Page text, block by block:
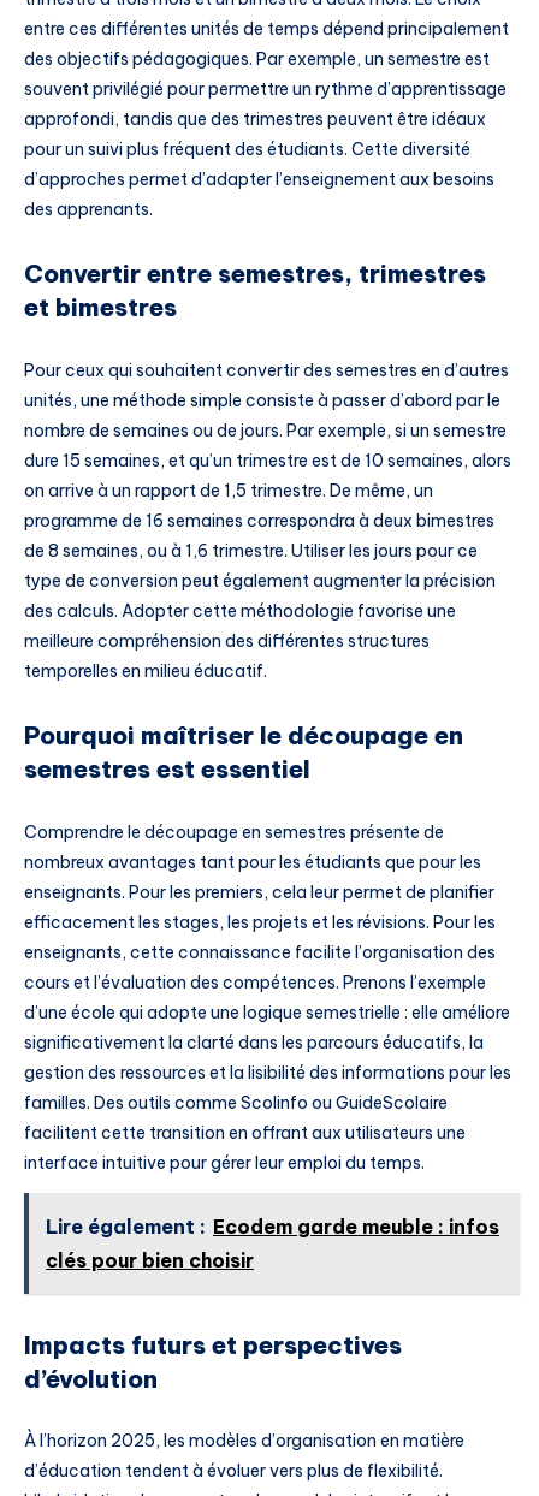
entre ces différentes unités de temps dépend principalement
des objectifs pédagogiques. Par exemple, un semestre est
souvent privilégié pour permettre un rythme d’apprentissage
approfondi, tandis que des trimestres peuvent être idéaux
pour un suivi plus fréquent des étudiants. Cette diversité
d’approches permet d’adapter l’enseignement aux besoins
des apprenants.
Convertir entre semestres, trimestres
et bimestres
Pour ceux qui souhaitent convertir des semestres en d’autres
unités, une méthode simple consiste à passer d’abord par le
nombre de semaines ou de jours. Par exemple, si un semestre
dure 15 semaines, et qu’un trimestre est de 10 semaines, alors
on arrive à un rapport de 1,5 trimestre. De même, un
programme de 16 semaines correspondra à deux bimestres
de 8 semaines, ou à 1,6 trimestre. Utiliser les jours pour ce
type de conversion peut également augmenter la précision
des calculs. Adopter cette méthodologie favorise une
meilleure compréhension des différentes structures
temporelles en milieu éducatif.
Pourquoi maîtriser le découpage en
semestres est essentiel
Comprendre le découpage en semestres présente de
nombreux avantages tant pour les étudiants que pour les
enseignants. Pour les premiers, cela leur permet de planifier
efficacement les stages, les projets et les révisions. Pour les
enseignants, cette connaissance facilite l’organisation des
cours et l’évaluation des compétences. Prenons l’exemple
d’une école qui adopte une logique semestrielle : elle améliore
significativement la clarté dans les parcours éducatifs, la
gestion des ressources et la lisibilité des informations pour les
familles. Des outils comme Scolinfo ou GuideScolaire
facilitent cette transition en offrant aux utilisateurs une
interface intuitive pour gérer leur emploi du temps.
Lire également : Ecodem garde meuble : infos
clés pour bien choisir
Impacts futurs et perspectives
d’évolution
À l’horizon 2025, les modèles d’organisation en matière
d’éducation tendent à évoluer vers plus de flexibilité.